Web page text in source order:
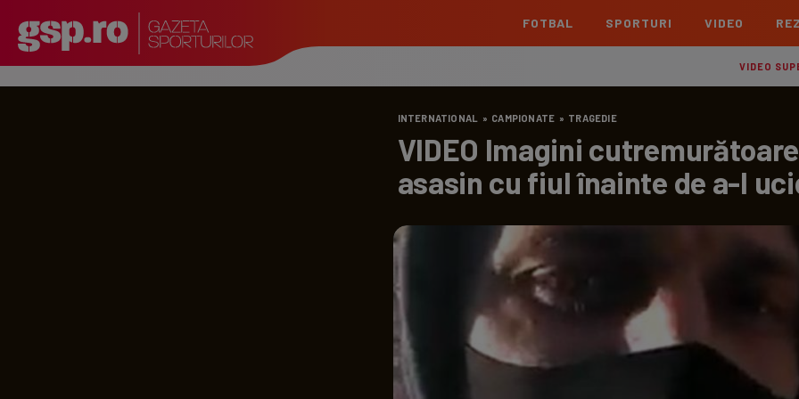
FOTBAL
Echipe Meciuri
Liga 2
Echipe Meciuri Clasament
Echipe
TOATE ȘTIRILE
Echipe
Echipe
SPORTURI VIDEO
VIDEO
INTERNATIONAL » CAMPIONATE » TRAGEDIE
VIDEO Imagini
asasin cu fiul înainte de a-l